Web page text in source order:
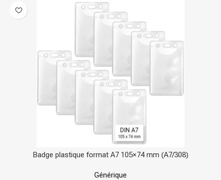
Badge plastique format A7 105×74 mm (A7/308)
Générique